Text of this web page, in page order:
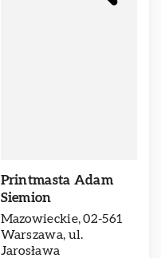
Printmasta Adam
Siemion
Mazowieckie, 02-561
Warszawa, ul.
Jarosława